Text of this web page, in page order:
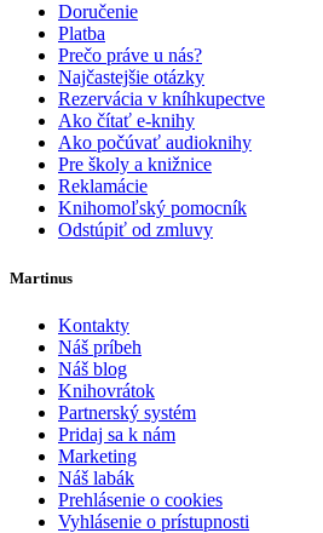
Doručenie
Platba
Prečo práve u nás?
Najčastejšie otázky
Rezervácia v kníhkupectve
Ako čítať e-knihy
Ako počúvať audioknihy
Pre školy a knižnice
Reklamácie
Knihomoľský pomocník
Odstúpiť od zmluvy
Martinus
Kontakty
Náš príbeh
Náš blog
Knihovrátok
Partnerský systém
Pridaj sa k nám
Marketing
Náš labák
Prehlásenie o cookies
Vyhlásenie o prístupnosti